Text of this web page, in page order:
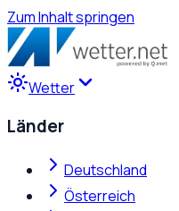
Zum Inhalt springen
Wetter
Länder
Deutschland
Österreich